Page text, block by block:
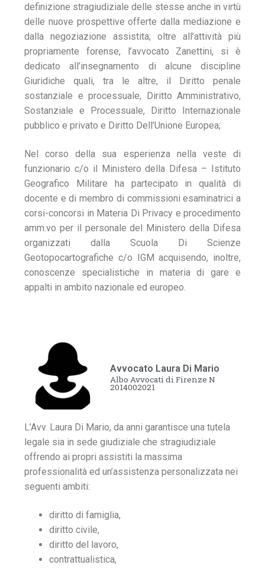
definizione stragiudiziale delle stesse anche in virtù
delle nuove prospettive offerte dalla mediazione e
dalla negoziazione assistita; oltre all’attività più
propriamente forense, l’avvocato Zanettini, si è
dedicato all’insegnamento di alcune discipline
Giuridiche quali, tra le altre, il Diritto penale
sostanziale e processuale, Diritto Amministrativo,
Sostanziale e Processuale, Diritto Internazionale
pubblico e privato e Diritto Dell’Unione Europea;
Nel corso della sua esperienza nella veste di
funzionario c/o il Ministero della Difesa – Istituto
Geografico Militare ha partecipato in qualità di
docente e di membro di commissioni esaminatrici a
corsi-concorsi in Materia Di Privacy e procedimento
amm.vo per il personale del Ministero della Difesa
organizzati dalla Scuola Di Scienze
Geotopocartografiche c/o IGM acquisendo, inoltre,
conoscenze specialistiche in materia di gare e
appalti in ambito nazionale ed europeo.
Avvocato Laura Di Mario
Albo Avvocati di Firenze N
2014002021
L’Avv. Laura Di Mario, da anni garantisce una tutela
legale sia in sede giudiziale che stragiudiziale
offrendo ai propri assistiti la massima
professionalità ed un’assistenza personalizzata nei
seguenti ambiti:
diritto di famiglia,
diritto civile,
diritto del lavoro,
contrattualistica,